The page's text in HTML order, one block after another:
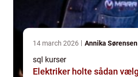
14 march 2026 Annika Sørensen
sql kurser
Elektriker holte sådan vælger du den